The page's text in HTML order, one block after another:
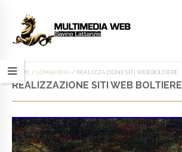
HOME / LOMBARDIA / REALIZZAZIONE SITI WEB BOLTIERE
REALIZZAZIONE SITI WEB BOLTIERE